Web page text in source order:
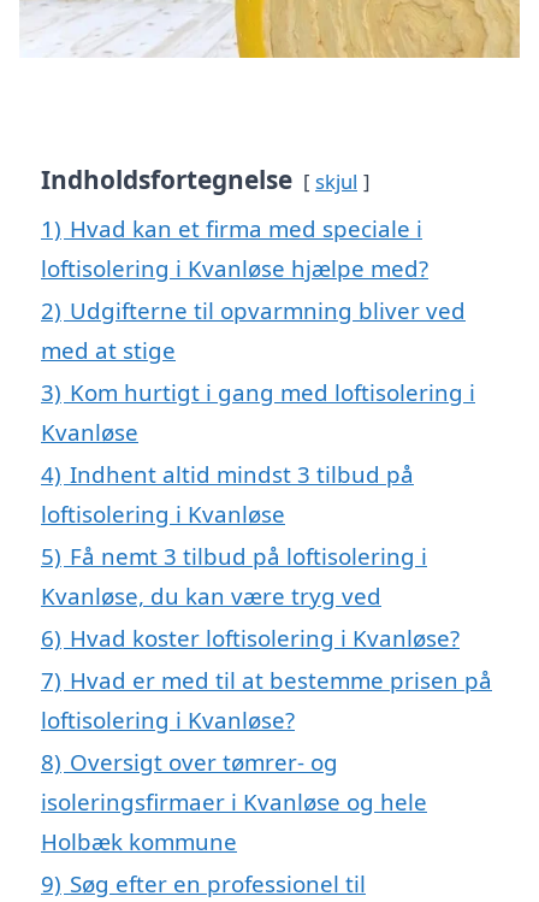
Indholdsfortegnelse skjul
1) Hvad kan et firma med speciale i
loftisolering i Kvanløse hjælpe med?
2) Udgifterne til opvarmning bliver ved
med at stige
3) Kom hurtigt i gang med loftisolering i
Kvanløse
4) Indhent altid mindst 3 tilbud på
loftisolering i Kvanløse
5) Få nemt 3 tilbud på loftisolering i
Kvanløse, du kan være tryg ved
6) Hvad koster loftisolering i Kvanløse?
7) Hvad er med til at bestemme prisen på
loftisolering i Kvanløse?
8) Oversigt over tømrer- og
isoleringsfirmaer i Kvanløse og hele
Holbæk kommune
9) Søg efter en professionel til